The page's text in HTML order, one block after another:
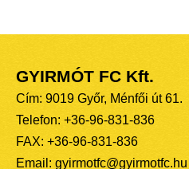
GYIRMÓT FC Kft.
Cím: 9019 Győr, Ménfői út 61.
Telefon: +36-96-831-836
FAX: +36-96-831-836
Email: gyirmotfc@gyirmotfc.hu